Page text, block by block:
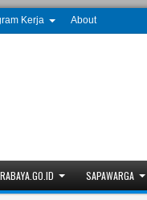
Kerja About
SAPAWARGA